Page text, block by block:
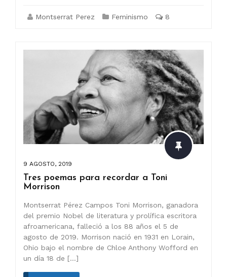
Montserrat Perez Feminismo 8
9 AGOSTO, 2019
Tres poemas para recordar a Toni
Morrison
Montserrat Pérez Campos Toni Morrison, ganadora
del premio Nobel de literatura y prolífica escritora
afroamericana, falleció a los 88 años el 5 de
agosto de 2019. Morrison nació en 1931 en Lorain,
Ohio bajo el nombre de Chloe Anthony Wofford en
un día 18 de […]